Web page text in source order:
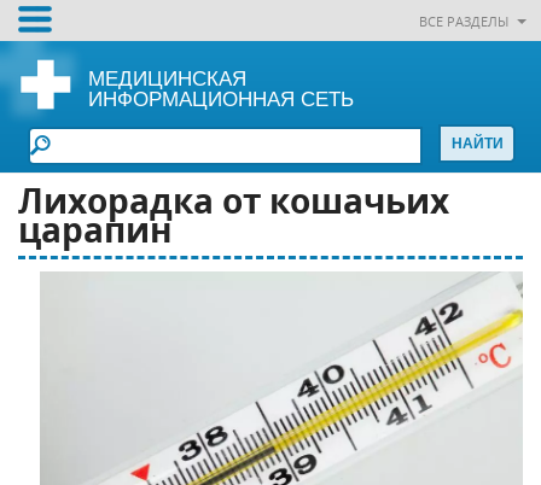
ВСЕ РАЗДЕЛЫ
МЕДИЦИНСКАЯ
ИНФОРМАЦИОННАЯ СЕТЬ
Лихорадка от кошачьих
царапин